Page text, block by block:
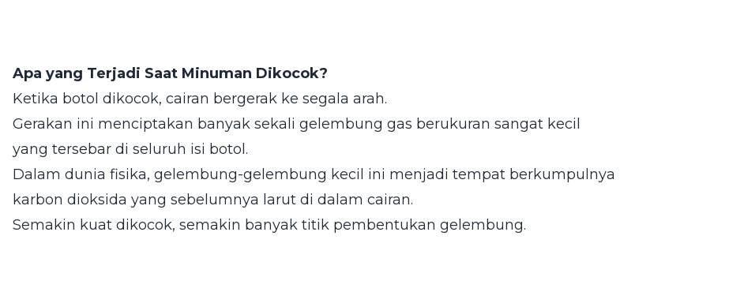
Apa yang Terjadi Saat Minuman Dikocok?
Ketika botol dikocok, cairan bergerak ke segala arah.
Gerakan ini menciptakan banyak sekali gelembung gas berukuran sangat kecil
yang tersebar di seluruh isi botol.
Dalam dunia fisika, gelembung-gelembung kecil ini menjadi tempat berkumpulnya
karbon dioksida yang sebelumnya larut di dalam cairan.
Semakin kuat dikocok, semakin banyak titik pembentukan gelembung.